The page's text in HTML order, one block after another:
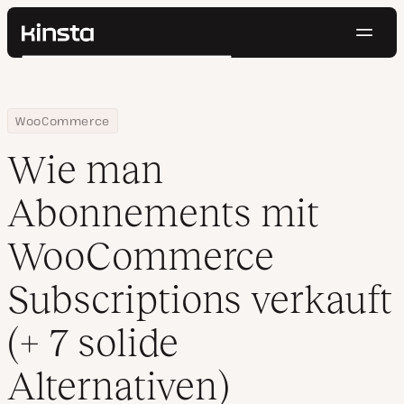
Kinsta®
Preise
Kontakt
Suchen
Home
Ressourcen Center
WooCommerce
Wie man Abonnements mit WooCommerce Subscriptions
Wie man
Abonnements mit
WooCommerce
Subscriptions verkauft
(+ 7 solide
Alternativen)